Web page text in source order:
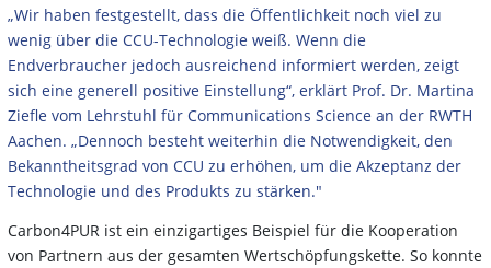
„Wir haben festgestellt, dass die Öffentlichkeit noch viel zu
wenig über die CCU-Technologie weiß. Wenn die
Endverbraucher jedoch ausreichend informiert werden, zeigt
sich eine generell positive Einstellung“, erklärt Prof. Dr. Martina
Ziefle vom Lehrstuhl für Communications Science an der RWTH
Aachen. „Dennoch besteht weiterhin die Notwendigkeit, den
Bekanntheitsgrad von CCU zu erhöhen, um die Akzeptanz der
Technologie und des Produkts zu stärken."
Carbon4PUR ist ein einzigartiges Beispiel für die Kooperation
von Partnern aus der gesamten Wertschöpfungskette. So konnte